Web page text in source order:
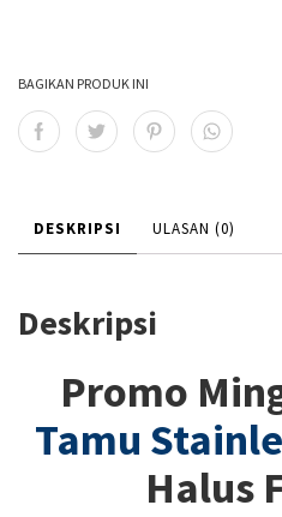
BAGIKAN PRODUK INI
DESKRIPSI ULASAN (0)
Deskripsi
Promo
Tamu
Halus